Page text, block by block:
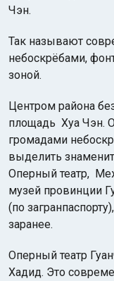
Чэн.
Так называют
небоскрёбами,
зоной.
Центром района
площадь Хуа Чэн.
громадами
выделить
Оперный театр,
музей провинции
(по
заранее.
Оперный театр
Хадид. Это